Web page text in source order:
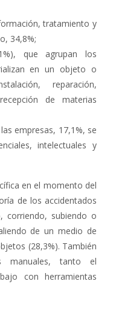
tratamiento y
34,8%;
que agrupan los
en un objeto o
reparación,
de materias
empresas, 17,1%, se
intelectuales y
en el momento del
de los accidentados
corriendo, subiendo o
de un medio de
(28,3%). También
manuales, tanto el
con herramientas